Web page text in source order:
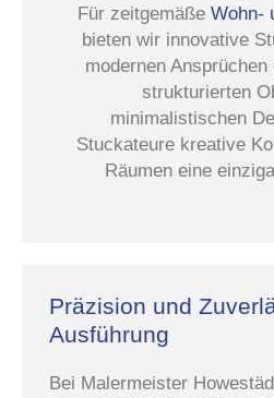
Für zeitgemäße Wohn-
bieten wir innovative
modernen
strukturierten
minimalistischen
Stuckateure kreative
Räumen eine
Präzision und
Ausführung
Bei Malermeister